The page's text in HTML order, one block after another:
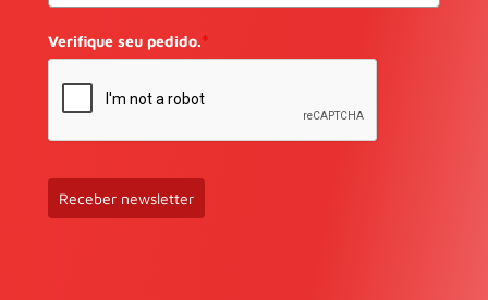
Verifique seu pedido.*
Receber newsletter